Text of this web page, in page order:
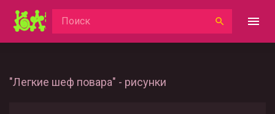
"Легкие шеф повара" - рисунки